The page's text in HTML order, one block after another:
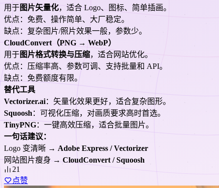
用于图片矢量化，适合 Logo、图标、简单插画。
优点：免费、操作简单、大厂稳定。
缺点：复杂图片/照片效果一般，参数少。
CloudConvert（PNG → WebP）
用于图片格式转换与压缩，适合网站优化。
优点：压缩率高、参数可调、支持批量和 API。
缺点：免费额度有限。
替代工具
Vectorizer.ai：矢量化效果更好，适合复杂图形。
Squoosh ：可视化压缩，对画质要求高时首选。
TinyPNG：一键高效压缩，适合批量图片。
一句话建议：
Logo 变清晰 → Adobe Express / Vectorizer
网站图片瘦身 → CloudConvert / Squoosh
21
点赞